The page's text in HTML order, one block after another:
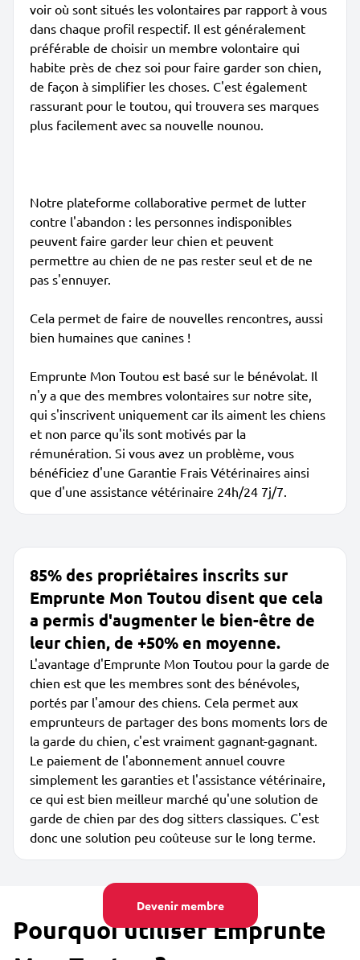
Devenir membre
voir où sont situés les volontaires par rapport à vous
dans chaque profil respectif. Il est généralement
préférable de choisir un membre volontaire qui
habite près de chez soi pour faire garder son chien,
de façon à simplifier les choses. C'est également
rassurant pour le toutou, qui trouvera ses marques
plus facilement avec sa nouvelle nounou.
Notre plateforme collaborative permet de lutter
contre l'abandon : les personnes indisponibles
peuvent faire garder leur chien et peuvent
permettre au chien de ne pas rester seul et de ne
pas s'ennuyer.
Cela permet de faire de nouvelles rencontres, aussi
bien humaines que canines !
Emprunte Mon Toutou est basé sur le bénévolat. Il
n'y a que des membres volontaires sur notre site,
qui s'inscrivent uniquement car ils aiment les chiens
et non parce qu'ils sont motivés par la
rémunération. Si vous avez un problème, vous
bénéficiez d'une Garantie Frais Vétérinaires ainsi
que d'une assistance vétérinaire 24h/24 7j/7.
85% des propriétaires inscrits sur
Emprunte Mon Toutou disent que cela
a permis d'augmenter le bien-être de
leur chien, de +50% en moyenne.
L'avantage d'Emprunte Mon Toutou pour la garde de
chien est que les membres sont des bénévoles,
portés par l'amour des chiens. Cela permet aux
emprunteurs de partager des bons moments lors de
la garde du chien, c'est vraiment gagnant-gagnant.
Le paiement de l'abonnement annuel couvre
simplement les garanties et l'assistance vétérinaire,
ce qui est bien meilleur marché qu'une solution de
garde de chien par des dog sitters classiques. C'est
donc une solution peu coûteuse sur le long terme.
Pourquoi utiliser Emprunte